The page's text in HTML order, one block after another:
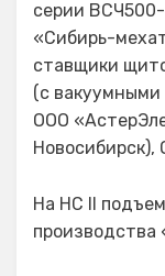
серии
«Сибирь-
ставщики
(с
ООО
На НС II
производства